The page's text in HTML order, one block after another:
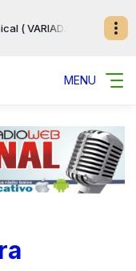
) das 00:00 às
MENU